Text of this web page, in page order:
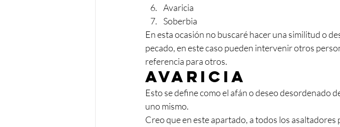
Avaricia
Soberbia
En esta ocasión no buscaré hacer una similitud o
pecado, en este caso pueden intervenir otros
referencia para otros.
Avaricia
Esto se define como el afán o deseo desordenado
uno mismo.
Creo que en este apartado, a todos los